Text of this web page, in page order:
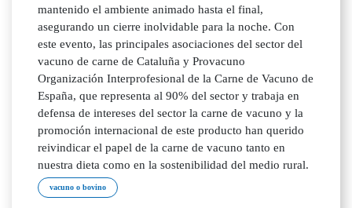
mantenido el ambiente animado hasta el final,
asegurando un cierre inolvidable para la noche. Con
este evento, las principales asociaciones del sector del
vacuno de carne de Cataluña y Provacuno
Organización Interprofesional de la Carne de Vacuno de
España, que representa al 90% del sector y trabaja en
defensa de intereses del sector la carne de vacuno y la
promoción internacional de este producto han querido
reivindicar el papel de la carne de vacuno tanto en
nuestra dieta como en la sostenibilidad del medio rural.
vacuno o bovino